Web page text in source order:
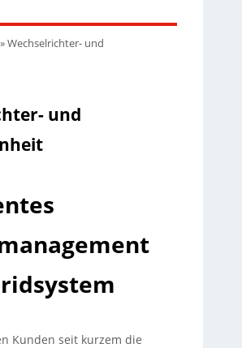
»Wechselrichter- und
und
Kunden seit kurzem die